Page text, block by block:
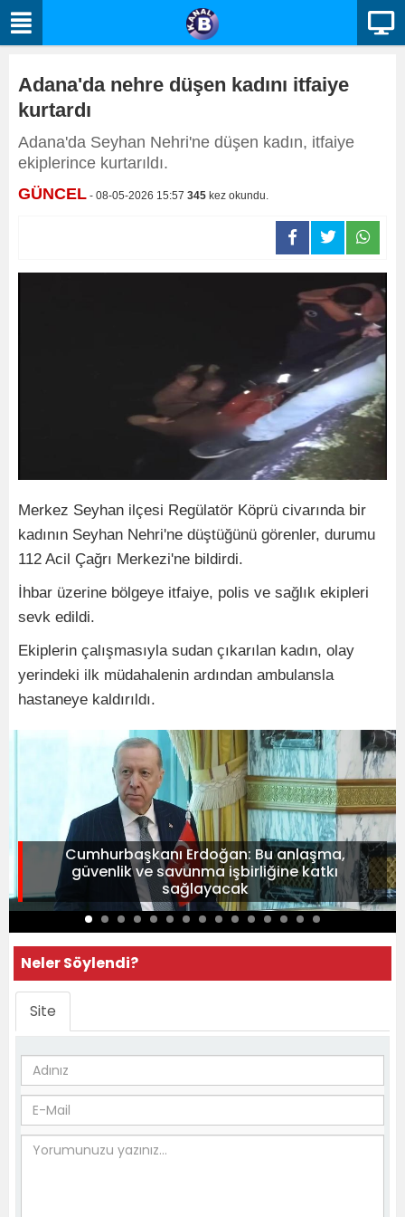
Adana'da nehre düşen kadını itfaiye
kurtardı
Adana'da Seyhan Nehri'ne düşen kadın, itfaiye
ekiplerince kurtarıldı.
GÜNCEL - 08-05-2026 15:57 345 kez okundu.
Merkez Seyhan ilçesi Regülatör Köprü civarında bir
kadının Seyhan Nehri'ne düştüğünü görenler, durumu
112 Acil Çağrı Merkezi'ne bildirdi.
İhbar üzerine bölgeye itfaiye, polis ve sağlık ekipleri
sevk edildi.
Ekiplerin çalışmasıyla sudan çıkarılan kadın, olay
yerindeki ilk müdahalenin ardından ambulansla
hastaneye kaldırıldı.
Cumhurbaşkanı Erdoğan: Bu anlaşma,
güvenlik ve savunma işbirliğine katkı
sağlayacak
Neler Söylendi?
Site